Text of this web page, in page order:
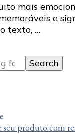
mais
e
texto, …
produto com